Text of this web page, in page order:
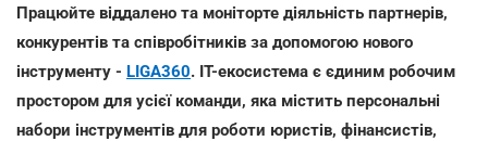
Працюйте віддалено та моніторте діяльність партнерів,
конкурентів та співробітників за допомогою нового
інструменту - LIGA360. IT-екосистема є єдиним робочим
простором для усієї команди, яка містить персональні
набори інструментів для роботи юристів, фінансистів,